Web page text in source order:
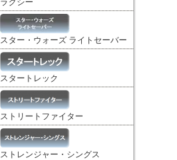
ラクシー
スター・ウォーズ ライトセーバー
スタートレック
ストリートファイター
ストレンジャー・シングス